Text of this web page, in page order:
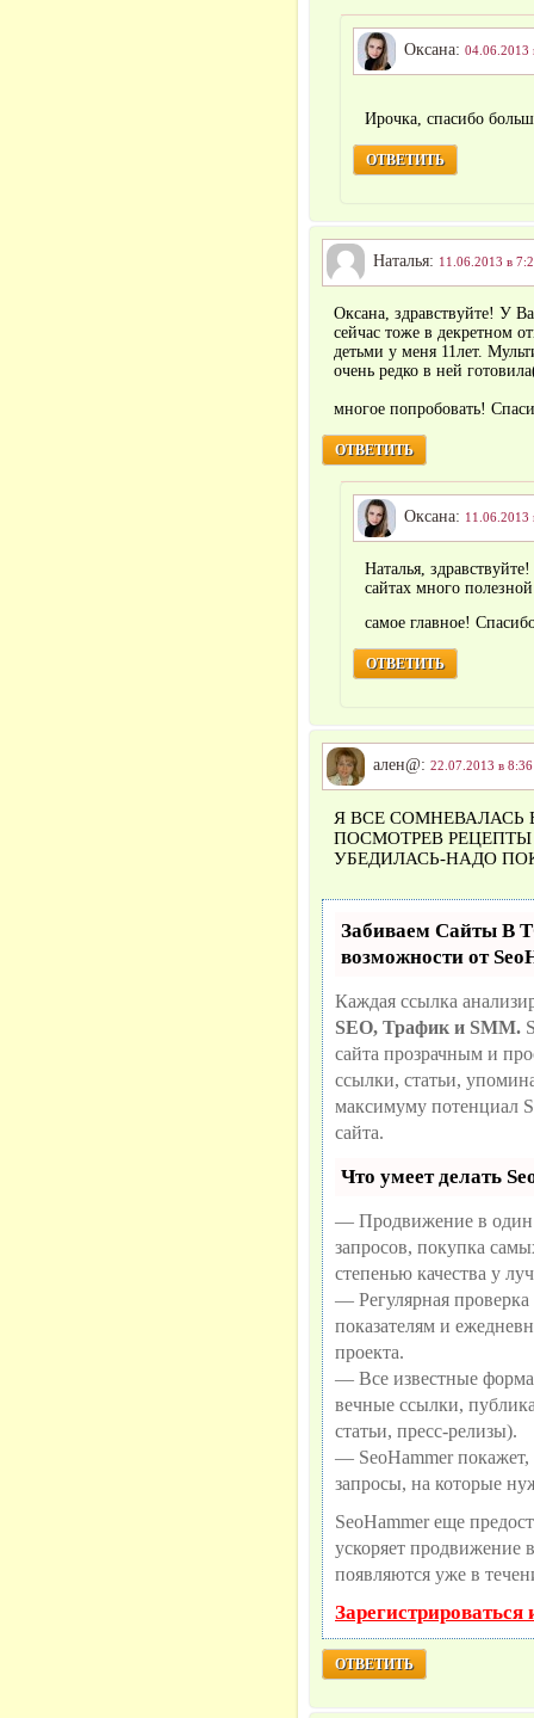
Оксана: 04.06.2013
Ирочка, спасибо
ОТВЕТИТЬ
Наталья: 11.06.2013 в
Оксана, здравствуйте! У
сейчас тоже в декретном
детьми у меня 11лет.
очень редко в ней
многое попробовать!
ОТВЕТИТЬ
Оксана: 11.06.2013
Наталья,
сайтах много
самое главное!
ОТВЕТИТЬ
ален@: 22.07.2013 в
Я ВСЕ СОМНЕВАЛАСЬ
ПОСМОТРЕВ
УБЕДИЛАСЬ-НАДО
Забиваем Сайты
возможности от
Каждая ссылка
SEO, Трафик и SMM.
сайта прозрачным и
ссылки, статьи,
максимуму потенциал
сайта.
Что умеет делать
— Продвижение в один
запросов, покупка
степенью качества у
— Регулярная проверка
показателям и
проекта.
— Все известные
вечные ссылки,
статьи, пресс-релизы).
— SeoHammer покажет,
запросы, на которые
SeoHammer еще
ускоряет продвижение
появляются уже в
ОТВЕТИТЬ